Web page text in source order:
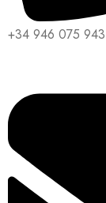
+34 946 075 943